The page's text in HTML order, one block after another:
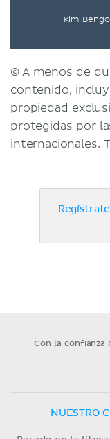
Kim
© A menos de
contenido,
propiedad
protegidas por
internacionales.
Con la confianza
NUESTRO